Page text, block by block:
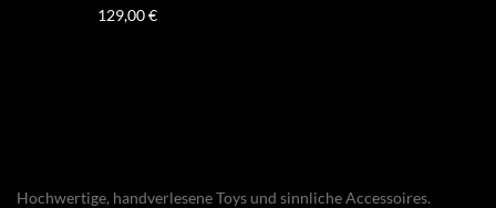
129,00€
Hochwertige, handverlesene Toys und sinnliche Accessoires.